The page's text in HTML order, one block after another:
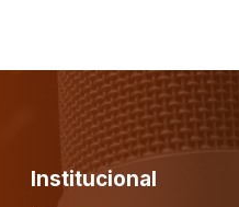
Institucional